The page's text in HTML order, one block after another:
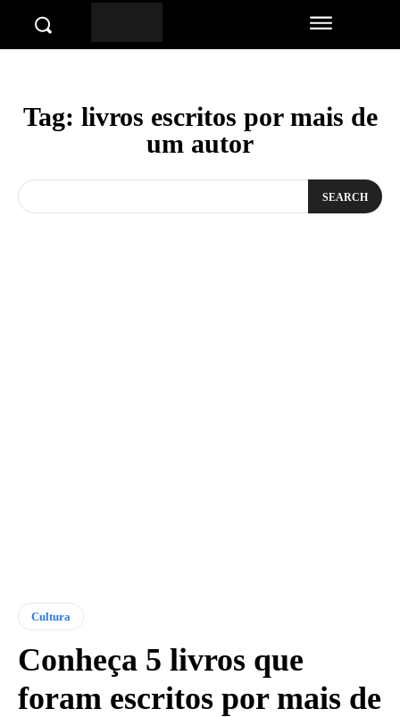
Tag: livros escritos por mais de
um autor
SEARCH
Cultura
Conheça 5 livros que
foram escritos por mais de